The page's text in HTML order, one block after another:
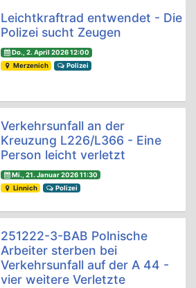
Leichtkraftrad entwendet - Die
Polizei sucht Zeugen
Do., 2. April 2026 12:00
Merzenich
Polizei
Verkehrsunfall an der
Kreuzung L226/L366 - Eine
Person leicht verletzt
Mi., 21. Januar 2026 11:30
Linnich
Polizei
251222-3-BAB Polnische
Arbeiter sterben bei
Verkehrsunfall auf der A 44 -
vier weitere Verletzte